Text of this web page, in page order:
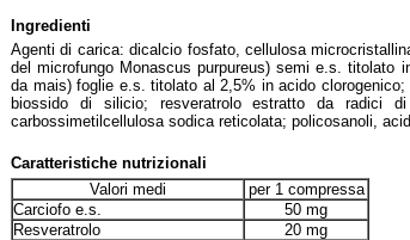
Ingredienti
Agenti di carica: dicalcio fosfato, cellulosa
del microfungo Monascus purpureus) semi e.s. titolato
da mais) foglie e.s. titolato al 2,5% in acido
biossido di silicio; resveratrolo estratto da radici
carbossimetilcellulosa sodica reticolata; policosanoli,
Caratteristiche nutrizionali
Valori medi
per 1 compressa
Carciofo e.s.
50 mg
Resveratrolo
20 mg